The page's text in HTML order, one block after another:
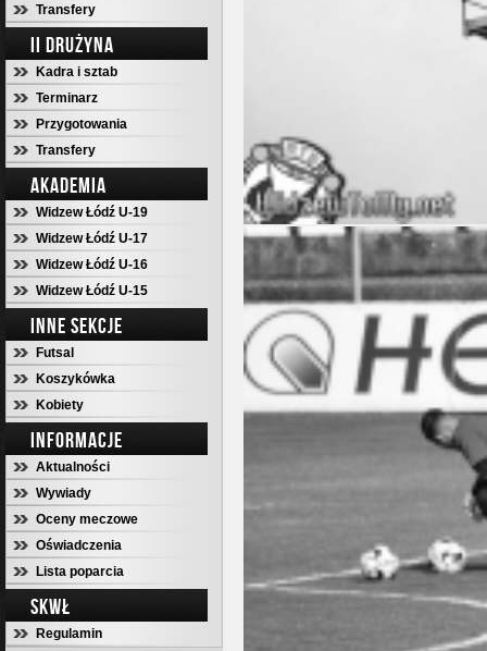
Transfery
II DRUŻYNA
Kadra i sztab
Terminarz
Przygotowania
Transfery
AKADEMIA
Widzew Łódź U-19
Widzew Łódź U-17
Widzew Łódź U-16
Widzew Łódź U-15
INNE SEKCJE
Futsal
Koszykówka
Kobiety
INFORMACJE
Aktualności
Wywiady
Oceny meczowe
Oświadczenia
Lista poparcia
SKWŁ
Regulamin